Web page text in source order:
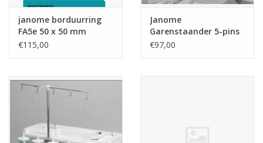
janome borduurring
FA5e 50 x 50 mm
€115,00
Janome
Garenstaander 5-pins
Skyline-serie / MC550
€97,00